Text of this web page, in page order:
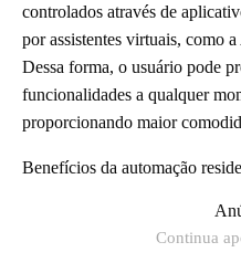
controlados através de
por assistentes virtuais, como
Dessa forma, o usuário pode
funcionalidades a qualquer
proporcionando maior
Benefícios da automação
Continua